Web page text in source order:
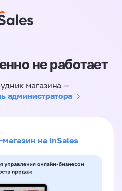
не работает
магазина —
администратора
на InSales